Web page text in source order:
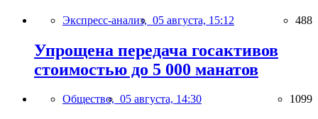
Экспресс-анализ, 05 августа, 15:12 488
Упрощена передача госактивов
стоимостью до 5 000 манатов
Общество, 05 августа, 14:30 1099